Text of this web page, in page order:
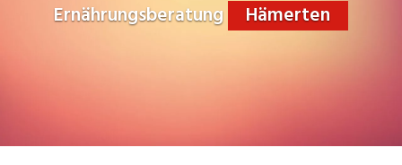
Ernährungsberatung Hämerten